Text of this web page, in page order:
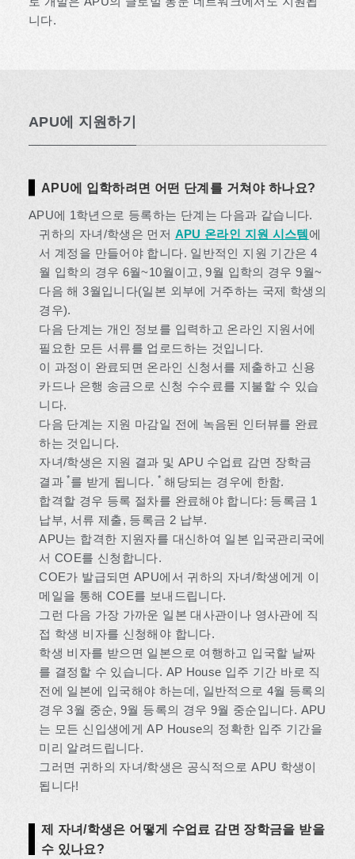
니다.
APU에 지원하기
APU에 입학하려면 어떤 단계를 거쳐야 하나요?
APU에 1학년으로 등록하는 단계는 다음과 같습니다.
귀하의 자녀/학생은 먼저 APU 온라인 지원 시스템에
서 계정을 만들어야 합니다. 일반적인 지원 기간은 4
월 입학의 경우 6월~10월이고, 9월 입학의 경우 9월~
다음 해 3월입니다(일본 외부에 거주하는 국제 학생의
경우).
다음 단계는 개인 정보를 입력하고 온라인 지원서에
필요한 모든 서류를 업로드하는 것입니다.
이 과정이 완료되면 온라인 신청서를 제출하고 신용
카드나 은행 송금으로 신청 수수료를 지불할 수 있습
니다.
다음 단계는 지원 마감일 전에 녹음된 인터뷰를 완료
하는 것입니다.
자녀/학생은 지원 결과 및 APU 수업료 감면 장학금
결과 *를 받게 됩니다. *해당되는 경우에 한함.
합격할 경우 등록 절차를 완료해야 합니다: 등록금 1
납부, 서류 제출, 등록금 2 납부.
APU는 합격한 지원자를 대신하여 일본 입국관리국에
서 COE를 신청합니다.
COE가 발급되면 APU에서 귀하의 자녀/학생에게 이
메일을 통해 COE를 보내드립니다.
그런 다음 가장 가까운 일본 대사관이나 영사관에 직
접 학생 비자를 신청해야 합니다.
학생 비자를 받으면 일본으로 여행하고 입국할 날짜
를 결정할 수 있습니다. AP House 입주 기간 바로 직
전에 일본에 입국해야 하는데, 일반적으로 4월 등록의
경우 3월 중순, 9월 등록의 경우 9월 중순입니다. APU
는 모든 신입생에게 AP House의 정확한 입주 기간을
미리 알려드립니다.
그러면 귀하의 자녀/학생은 공식적으로 APU 학생이
됩니다!
제 자녀/학생은 어떻게 수업료 감면 장학금을 받을
수 있나요?